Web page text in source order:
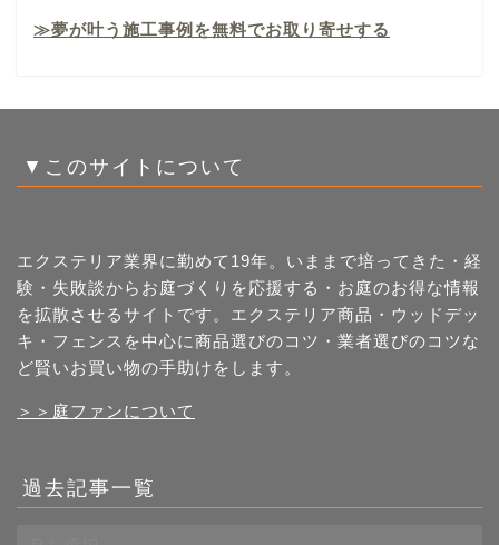
≫夢が叶う施工事例を無料でお取り寄せする
▼このサイトについて
エクステリア業界に勤めて19年。いままで培ってきた・経
験・失敗談からお庭づくりを応援する・お庭のお得な情報
を拡散させるサイトです。エクステリア商品・ウッドデッ
キ・フェンスを中心に商品選びのコツ・業者選びのコツな
ど賢いお買い物の手助けをします。
＞＞庭ファンについて
過去記事一覧